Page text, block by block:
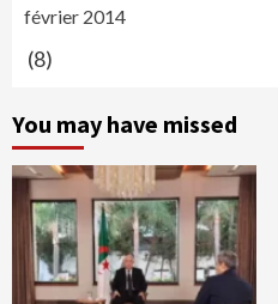
février 2014
(8)
You may have missed